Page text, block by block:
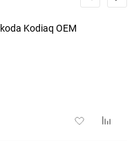
Kodiaq OEM
Добавить